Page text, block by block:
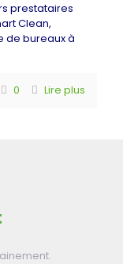
prestataires
Clean,
de bureaux à
0 Lire plus